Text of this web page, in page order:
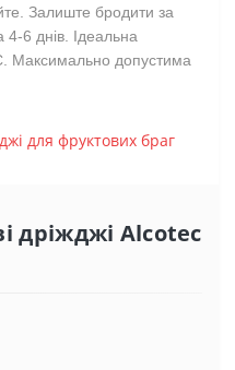
Залиште бродити за
6 днів. Ідеальна
Максимально допустима
для фруктових браг
дріжджі Alcotec